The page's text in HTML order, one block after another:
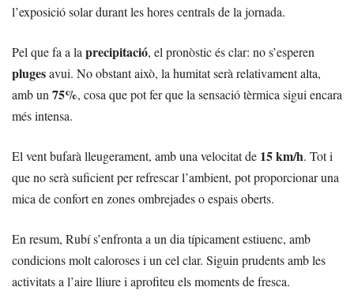
l’exposició solar durant les hores centrals de la jornada.
Pel que fa a laprecipitació, el pronòstic és clar: no s’esperen
plugesavui. No obstant això, la humitat serà relativament alta,
amb un75%, cosa que pot fer que la sensació tèrmica sigui encara
més intensa.
El vent bufarà lleugerament, amb una velocitat de 15 km/h. Tot i
que no serà suficient per refrescar l’ambient, pot proporcionar una
mica de confort en zones ombrejades o espais oberts.
En resum, Rubí s’enfronta a un dia típicament estiuenc, amb
condicions molt caloroses i un cel clar. Siguin prudents amb les
activitats a l’aire lliure i aprofiteu els moments de fresca.